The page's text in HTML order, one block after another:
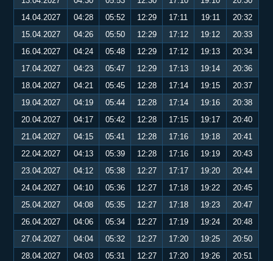
14.04.2027
04:28 05:52 12:29 17:11 19:11
20:32
15.04.2027
04:26 05:50 12:29 17:12 19:12
20:33
16.04.2027
04:24 05:48 12:29 17:12 19:13
20:34
17.04.2027
04:23 05:47 12:29 17:13 19:14
20:36
18.04.2027
04:21 05:45 12:28 17:14 19:15
20:37
19.04.2027
04:19 05:44 12:28 17:14 19:16
20:38
20.04.2027
04:17 05:42 12:28 17:15 19:17
20:40
21.04.2027
04:15 05:41 12:28 17:16 19:18
20:41
22.04.2027
04:13 05:39 12:28 17:16 19:19
20:43
23.04.2027
04:12 05:38 12:27 17:17 19:20
20:44
24.04.2027
04:10 05:36 12:27 17:18 19:22
20:45
25.04.2027
04:08 05:35 12:27 17:18 19:23
20:47
26.04.2027
04:06 05:34 12:27 17:19 19:24
20:48
27.04.2027
04:04 05:32 12:27 17:20 19:25
20:50
28.04.2027
04:03 05:31 12:27 17:20 19:26
20:51